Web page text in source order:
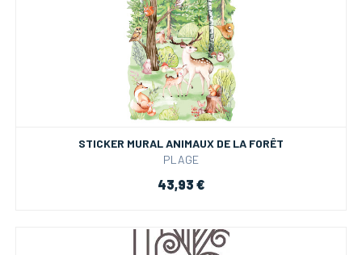
STICKER MURAL ANIMAUX DE LA FORÊT
PLAGE
43,93 €